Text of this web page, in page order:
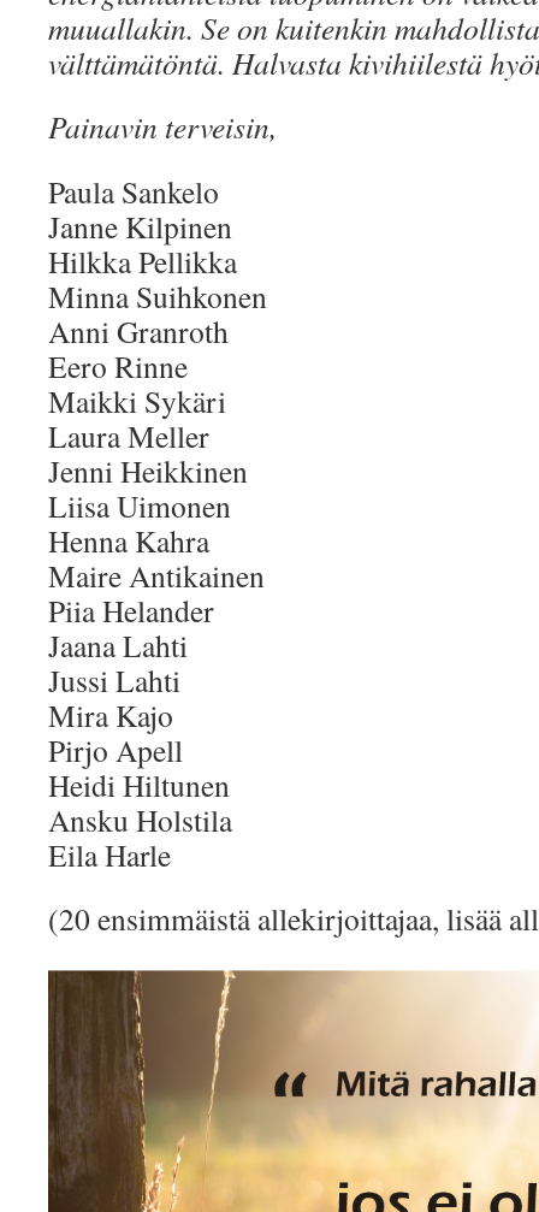
muuallakin. Se on kuitenkin
välttämätöntä. Halvasta kivihiilestä
Painavin terveisin,
Paula Sankelo
Janne Kilpinen
Hilkka Pellikka
Minna Suihkonen
Anni Granroth
Eero Rinne
Maikki Sykäri
Laura Meller
Jenni Heikkinen
Liisa Uimonen
Henna Kahra
Maire Antikainen
Piia Helander
Jaana Lahti
Jussi Lahti
Mira Kajo
Pirjo Apell
Heidi Hiltunen
Ansku Holstila
Eila Harle
(20 ensimmäistä allekirjoittajaa, lisää